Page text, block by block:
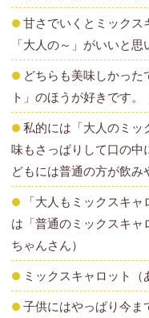
甘さでいくとミックス
「大人の～」がいいと
どちらも美味しかった
ト」のほうが好きです。
私的には「大人のミッ
味もさっぱりして口の中
どもには普通の方が飲み
「大人もミックスキ
は「普通のミックスキャ
ちゃんさん）
ミックスキャロット（
子供にはやっぱり今ま